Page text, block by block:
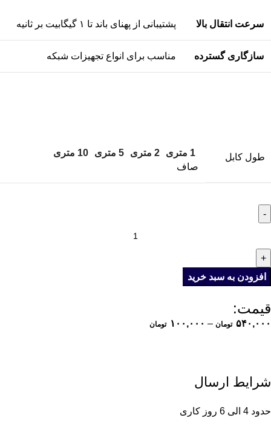
سرعت انتقال بالا پشتیبانی از پهنای باند تا ۱ گیگابیت بر ثانیه
سازگاری گسترده مناسب برای انواع تجهیزات شبکه
طول کابل 1 متری 2 متری 5 متری
10 متری
صاف
افزودن به سبد خرید
قیمت:
۵۴۰,۰۰۰ تومان – ۱۰۰,۰۰۰ تومان
شرایط ارسال
حدود 4 الی 6 روز کاری